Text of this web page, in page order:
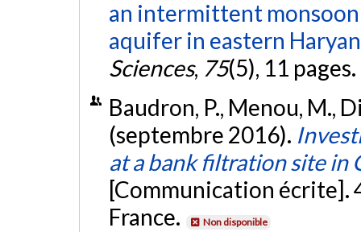
an intermittent
aquifer in eastern
Sciences, 75(5), 11 pages.
Baudron, P., Menou, M.,
(septembre 2016).
at a bank filtration site in
[Communication écrite].
France.
Non disponible